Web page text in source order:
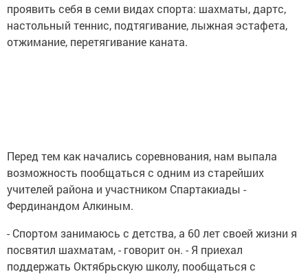
проявить себя в семи видах спорта: шахматы, дартс,
настольный теннис, подтягивание, лыжная эстафета,
отжимание, перетягивание каната.
Перед тем как начались соревнования, нам выпала
возможность пообщаться с одним из старейших
учителей района и участником Спартакиады -
Фердинандом Алкиным.
- Спортом занимаюсь с детства, а 60 лет своей жизни я
посвятил шахматам, - говорит он. - Я приехал
поддержать Октябрьскую школу, пообщаться с